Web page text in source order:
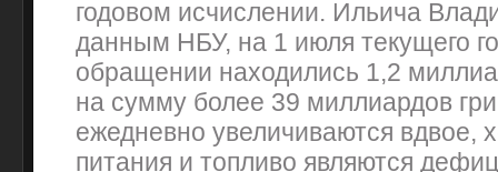
годовом исчислении. Ильича
данным НБУ, на 1 июля текущего
обращении находились 1,2
на сумму более 39 миллиардов
ежедневно увеличиваются вдвое,
питания и топливо являются